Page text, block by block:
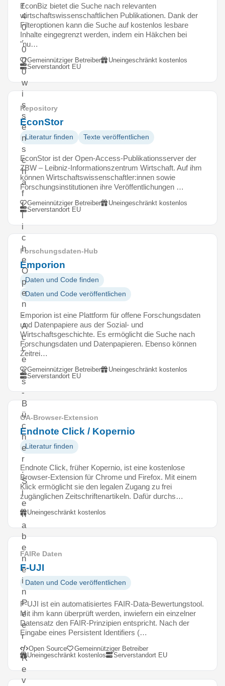
r
4
0
.
0
0
0
w
i
s
s
e
n
s
c
h
a
f
t
l
i
c
h
e
O
p
e
n
-
A
c
c
e
s
s
-
B
ü
c
h
e
r
.
S
i
e
h
a
b
e
n
e
i
n
P
e
e
r
-
R
e
v
EconBiz bietet die Suche nach relevanten
wirtschaftswissenschaftlichen Publikationen. Dank der
Filteroptionen kann die Suche auf kostenlos lesbare
Inhalte eingegrenzt werden, indem ein Häkchen bei
"nu…
Gemeinnütziger Betreiber
Uneingeschränkt kostenlos
Serverstandort EU
Repository
EconStor
Literatur finden Texte veröffentlichen
EconStor ist der Open-Access-Publikationsserver der
ZBW – Leibniz-Informationszentrum Wirtschaft. Auf ihm
können Wirtschaftswissenschaftler:innen sowie
Forschungsinstitutionen ihre Veröffentlichungen …
Gemeinnütziger Betreiber
Uneingeschränkt kostenlos
Serverstandort EU
Forschungsdaten-Hub
Emporion
Daten und Code finden
Daten und Code veröffentlichen
Emporion ist eine Plattform für offene Forschungsdaten
und Datenpapiere aus der Sozial- und
Wirtschaftsgeschichte. Es ermöglicht die Suche nach
Forschungsdaten und Datenpapieren. Ebenso können
Zeitrei…
Gemeinnütziger Betreiber
Uneingeschränkt kostenlos
Serverstandort EU
OA-Browser-Extension
Endnote Click / Kopernio
Literatur finden
Endnote Click, früher Kopernio, ist eine kostenlose
Browser-Extension für Chrome und Firefox. Mit einem
Klick ermöglicht sie den legalen Zugang zu frei
zugänglichen Zeitschriftenartikeln. Dafür durchs…
Uneingeschränkt kostenlos
FAIRe Daten
F-UJI
Daten und Code veröffentlichen
F-UJI ist ein automatisiertes FAIR-Data-Bewertungstool.
Mit ihm kann überprüft werden, inwiefern ein einzelner
Datensatz den FAIR-Prinzipien entspricht. Nach der
Eingabe eines Persistent Identifiers (…
Open Source
Gemeinnütziger Betreiber
Uneingeschränkt kostenlos
Serverstandort EU